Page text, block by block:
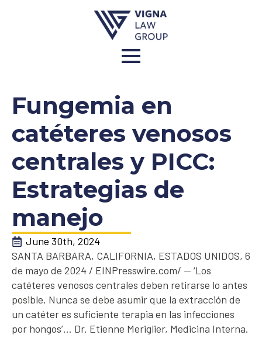
Fungemia en
catéteres venosos
centrales y PICC:
Estrategias de
manejo
June 30th, 2024
SANTA BARBARA, CALIFORNIA, ESTADOS UNIDOS, 6
de mayo de 2024 / EINPresswire.com/ — ‘Los
catéteres venosos centrales deben retirarse lo antes
posible. Nunca se debe asumir que la extracción de
un catéter es suficiente terapia en las infecciones
por hongos’… Dr. Etienne Meriglier, Medicina Interna.